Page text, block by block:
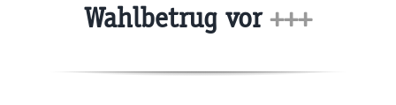
Wahlbetrug vor+++